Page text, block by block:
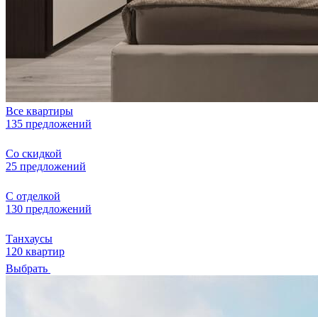
Все квартиры
135 предложений
Со скидкой
25 предложений
С отделкой
130 предложений
Танхаусы
120 квартир
Выбрать